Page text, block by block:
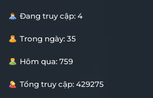
Đang truy cập: 4
Trong ngày: 35
Hôm qua: 759
Tổng truy cập: 429275